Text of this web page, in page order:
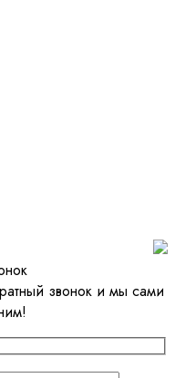
звонок и мы сами